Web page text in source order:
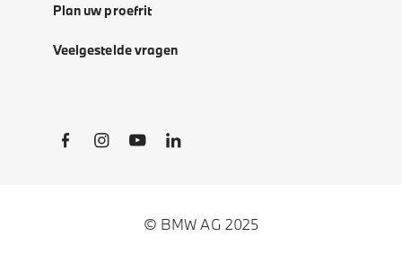
Plan uw proefrit
Veelgestelde vragen
Social Links
© BMW AG 2025